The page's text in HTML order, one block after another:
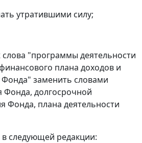
утратившими силу;
слова "программы деятельности
плана доходов и
заменить словами
Фонда, долгосрочной
Фонда, плана деятельности
следующей редакции: